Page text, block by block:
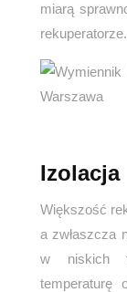
miarą
rekuperatorze.
Izolacja
Większość
a zwłaszcza
w niskich
temperaturę